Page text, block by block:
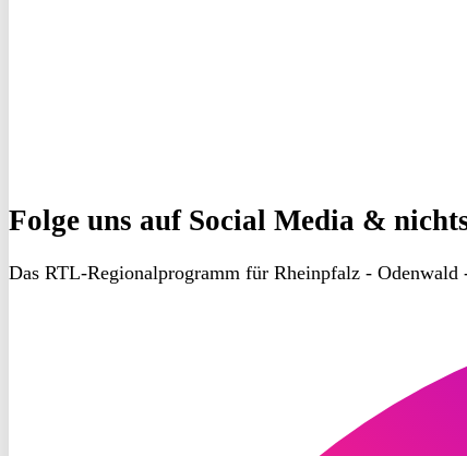
Folge uns auf Social Media &
Das RTL-Regionalprogramm für Rheinpfalz - Odenwald